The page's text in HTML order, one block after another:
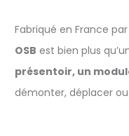
Fabriqué en France
OSB est bien plus
présentoir, un
démonter, déplacer